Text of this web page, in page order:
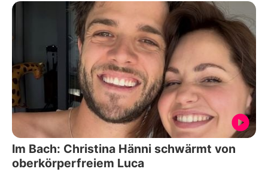
Im Bach: Christina Hänni schwärmt von
oberkörperfreiem Luca